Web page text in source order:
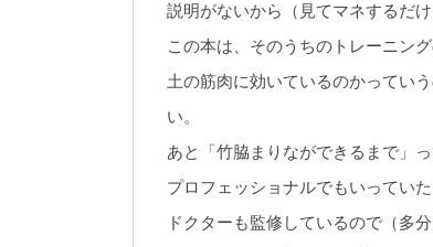
説明がないから（見てマネするだ
この本は、そのうちのトレーニン
土の筋肉に効いているのかってい
い。
あと「竹脇まりなができるまで」
プロフェッショナルでもいってい
ドクターも監修しているので（多